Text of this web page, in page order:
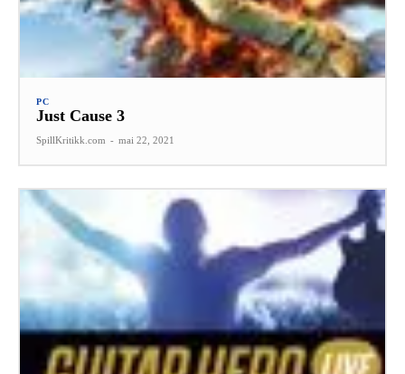
PC
Just Cause 3
SpillKritikk.com - mai 22, 2021